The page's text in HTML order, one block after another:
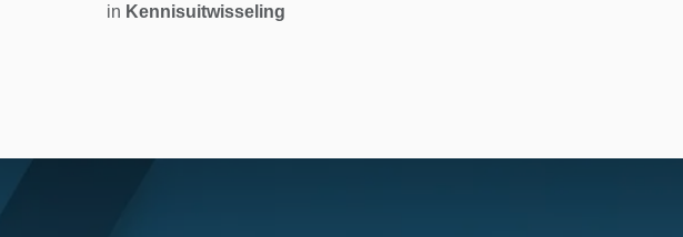
in Kennisuitwisseling